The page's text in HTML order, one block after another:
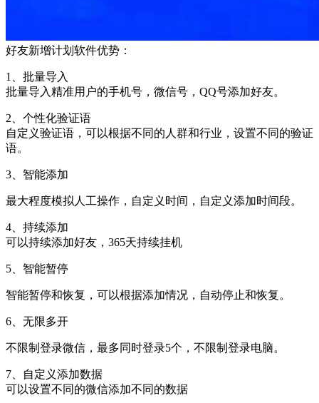
好友新增计划软件优势：
1、批量导入
批量导入精准用户的手机号，微信号，QQ号添加好友。
2、个性化验证语
自定义验证语，可以根据不同的人群和行业，设置不同的验证
语。
3、智能添加
最大程度模拟人工操作，自定义时间，自定义添加时间段。
4、持续添加
可以持续添加好友，365天持续挂机
5、智能暂停
智能暂停和恢复，可以根据添加情况，自动停止和恢复。
6、无限多开
不限制登录微信，最多同时登录5个，不限制登录电脑。
7、自定义添加数据
可以设置不同的微信添加不同的数据